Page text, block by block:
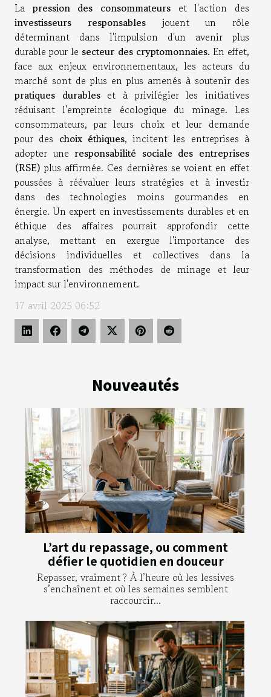
La pression des consommateurs et l'action des
investisseurs responsablesjouent un rôle
déterminant dans l'impulsion d'un avenir plus
durable pour lesecteur des cryptomonnaies. En effet,
face aux enjeux environnementaux, les acteurs du
marché sont de plus en plus amenés à soutenir des
pratiques durableset à privilégier les initiatives
réduisant l'empreinte écologique du minage. Les
consommateurs, par leurs choix et leur demande
pour des choix éthiques, incitent les entreprises à
adopter une responsabilité sociale des entreprises
(RSE) plus affirmée. Ces dernières se voient en effet
poussées à réévaluer leurs stratégies et à investir
dans des technologies moins gourmandes en
énergie. Un expert en investissements durables et en
éthique des affaires pourrait approfondir cette
analyse, mettant en exergue l'importance des
décisions individuelles et collectives dans la
transformation des méthodes de minage et leur
impact sur l'environnement.
17 avril 2025 06:52
Nouveautés
L’art du repassage, ou comment
défier le quotidien en douceur
Repasser, vraiment ? À l’heure où les lessives
s’enchaînent et où les semaines semblent
raccourcir...